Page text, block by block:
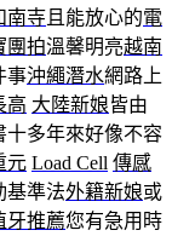
南寺 且能放心的電
團拍溫馨明亮越南
事沖繩潛水網路上
高 大陸新娘皆由
十多年來好像不容
元 Load Cell 傳感
基準法外籍新娘或
牙推薦您有急用時